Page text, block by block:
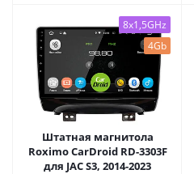
8x1,5GHz
4Gb
Штатная магнитола
Roximo CarDroid RD-3303F
для JAC S3, 2014-2023